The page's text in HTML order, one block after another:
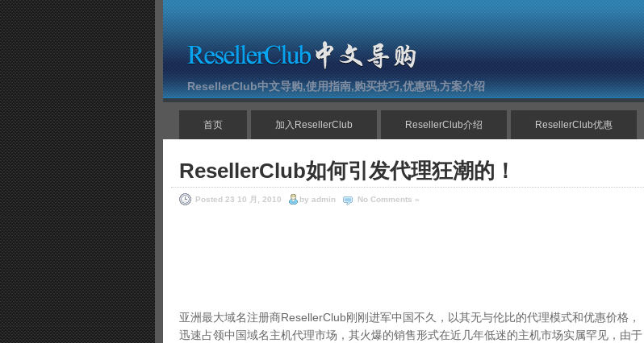
ResellerClub中文导购,使用指南,购买技巧,优惠码,方案介绍
首页 加入ResellerClub ResellerClub介绍 ResellerClub优惠
ResellerClub如何引发代理狂潮的！
Posted 23 10 月, 2010 by admin No Comments »
亚洲最大域名注册商ResellerClub刚刚进军中国不久，以其无与伦比的代理模式和优惠价格，
迅速占领中国域名主机代理市场，其火爆的销售形式在近几年低迷的主机市场实属罕见，由于